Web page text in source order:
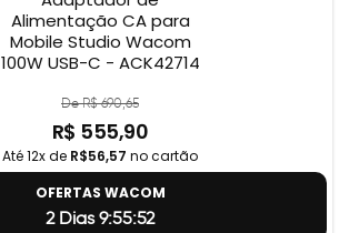
Alimentação CA para
Mobile Studio Wacom
100W USB-C - ACK42714
De R$ 690,65
R$ 555,90
Até 12x de R$56,57 no cartão
OFERTAS WACOM
2 Dias 9:55:51